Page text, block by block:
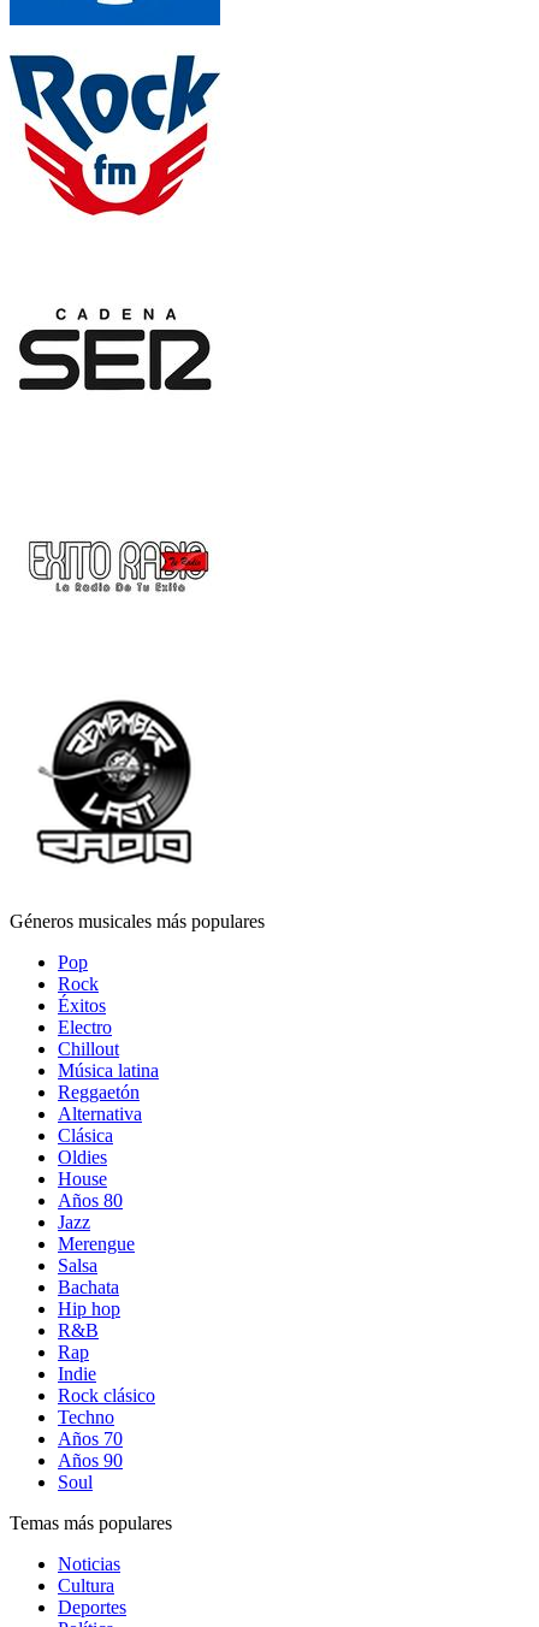
Géneros musicales más populares
Pop
Rock
Éxitos
Electro
Chillout
Música latina
Reggaetón
Alternativa
Clásica
Oldies
House
Años 80
Jazz
Merengue
Salsa
Bachata
Hip hop
R&B
Rap
Indie
Rock clásico
Techno
Años 70
Años 90
Soul
Temas más populares
Noticias
Cultura
Deportes